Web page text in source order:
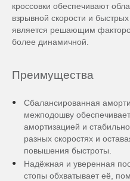
кроссовки обеспечивают
взрывной скорости и
является решающим
более динамичной.
Преимущества
Сбалансированная
межподошву
амортизацией и
разных скоростях и
повышения быстроты.
Надёжная и уверенная
стопы обхватывает её,